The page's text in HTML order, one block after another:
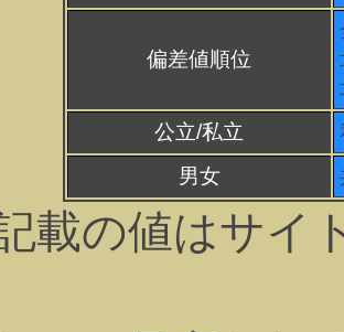
偏差値順位
公立/私立
男女
載の値はサイ